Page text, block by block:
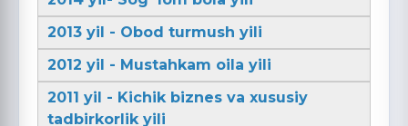
2013 yil - Obod turmush yili
2012 yil - Mustahkam oila yili
2011 yil - Kichik biznes va xususiy
tadbirkorlik yili